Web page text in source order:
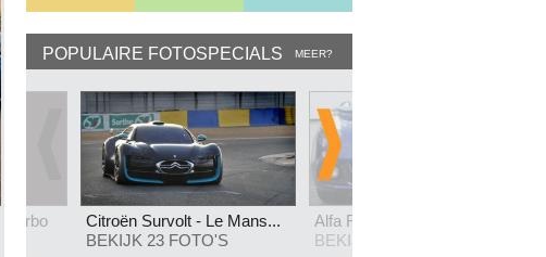
POPULAIRE FOTOSPECIALS MEER?
turbo
Citroën Survolt - Le Mans...
BEKIJK 23 FOTO'S
Alfa Romeo Giulietta 2.0...
BEKIJK 37 FOTO'S